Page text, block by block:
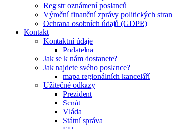
Registr oznámení poslanců
Výroční finanční zprávy politických stran
Ochrana osobních údajů (GDPR)
Kontakt
Kontaktní údaje
Podatelna
Jak se k nám dostanete?
Jak najdete svého poslance?
mapa regionálních kanceláří
Užitečné odkazy
Prezident
Senát
Vláda
Státní správa